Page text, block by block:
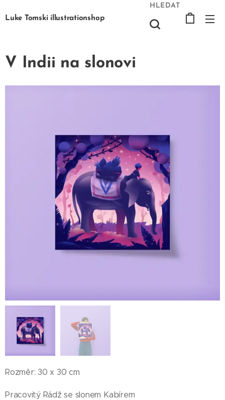
Luke Tomski illustrationshop
HLEDAT
V Indii na slonovi
Rozměr: 30 x 30 cm
Pracovitý Rádž se slonem Kabírem